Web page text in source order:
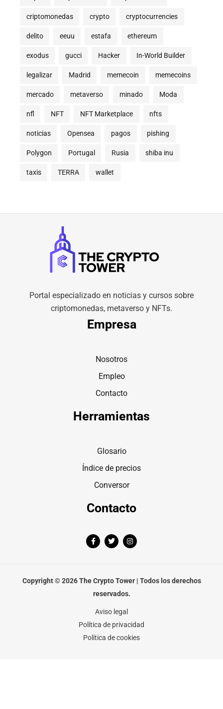
criptomonedas crypto cryptocurrencies
delito eeuu estafa ethereum
exodus gucci Hacker In-World Builder
legalizar Madrid memecoin memecoins
mercado metaverso minado Moda
nfl NFT NFT Marketplace nfts
noticias Opensea pagos pishing
Polygon Portugal Rusia shiba inu
taxis TERRA wallet
Portal especializado en noticias y cursos sobre
criptomonedas, metaverso y NFTs.
Empresa
Nosotros
Empleo
Contacto
Herramientas
Glosario
Índice de precios
Conversor
Contacto
F
a
o
-
T
w
r
I
n
r
m
Copyright © 2026 The Crypto Tower | Todos los derechos
reservados.
Aviso legal
Política de privacidad
Política de cookies